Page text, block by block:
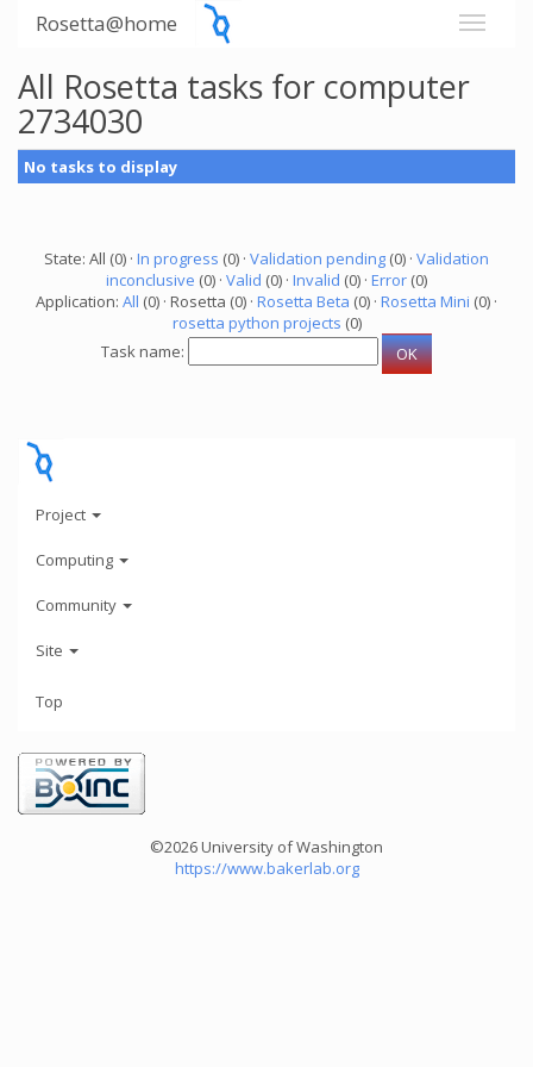
Rosetta@home
All Rosetta tasks for computer
2734030
No tasks to display
State: All (0) · In progress (0) · Validation pending (0) · Validation
inconclusive (0) · Valid (0) · Invalid (0) · Error (0)
Application: All (0) · Rosetta (0) · Rosetta Beta (0) · Rosetta Mini (0) ·
rosetta python projects (0)
Task name:
Project
Computing
Community
Site
Top
©2026 University of Washington
https://www.bakerlab.org